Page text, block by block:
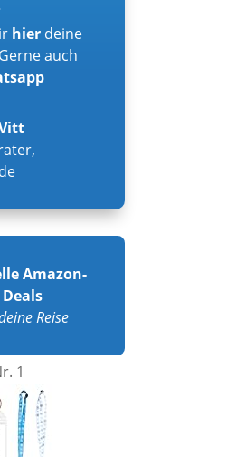
hier deine
auch
,
Amazon-
Deals
Reise
1